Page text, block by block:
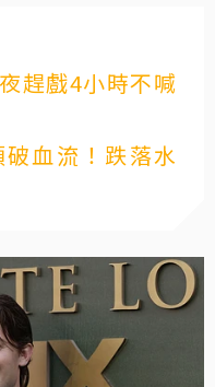
趕戲4小時不喊
破血流！跌落水